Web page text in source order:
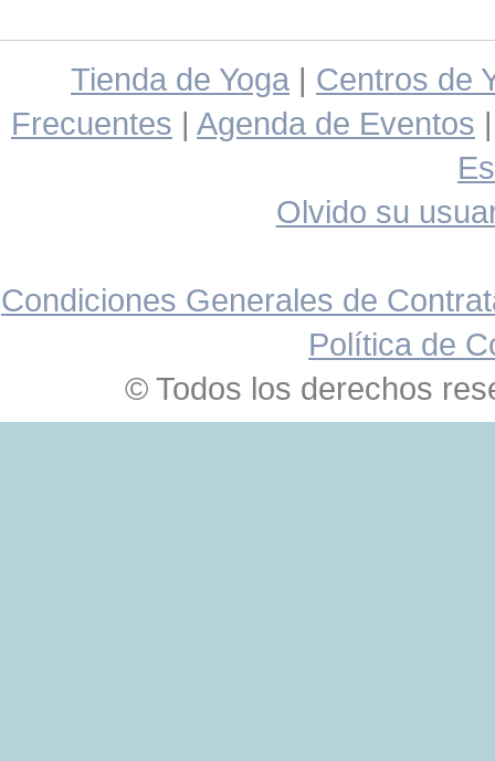
Tienda de Yoga | Centros de
Frecuentes | Agenda de Eventos
Olvido su
Condiciones Generales de
Política de
© Todos los derechos